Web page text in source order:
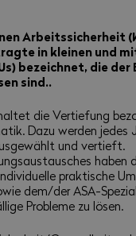
Arbeitssicherheit
in kleinen und
bezeichnet, die
sind..
die Vertiefung
Dazu werden jedes
und vertieft.
haben
praktische
dem/der ASA-
Probleme zu lösen.